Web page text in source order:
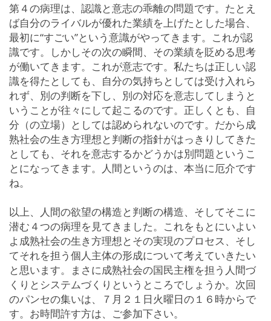
第４の病理は、認識と意志の乖離の問題です。たとえ
ば自分のライバルが優れた業績を上げたとした場合、
最初に“すごい”という意識がやってきます。これが認
識です。しかしその次の瞬間、その業績を貶める思考
が働いてきます。これが意志です。私たちは正しい認
識を得たとしても、自分の気持ちとしては受け入れら
れず、別の判断を下し、別の対応を意志してしまうと
いうことが往々にして起こるのです。正しくとも、自
分（の立場）としては認められないのです。だから成
熟社会の生き方理想と判断の指針がはっきりしてきた
としても、それを意志するかどうかは別問題というこ
とになってきます。人間というのは、本当に厄介です
ね。
以上、人間の欲望の構造と判断の構造、そしてそこに
潜む４つの病理を見てきました。これをもとにいよい
よ成熟社会の生き方理想とその実現のプロセス、そし
てそれを担う個人主体の形成について考えていきたい
と思います。まさに成熟社会の国民主権を担う人間づ
くりとシステムづくりというところでしょうか。次回
のパンセの集いは、７月２１日火曜日の１６時からで
す。お時間許す方は、ご参加下さい。